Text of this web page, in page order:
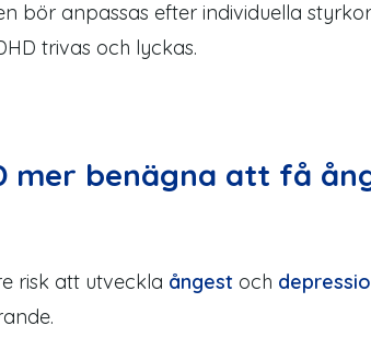
bör anpassas efter individuella
trivas och lyckas.
mer benägna att få
risk att utveckla ångest och